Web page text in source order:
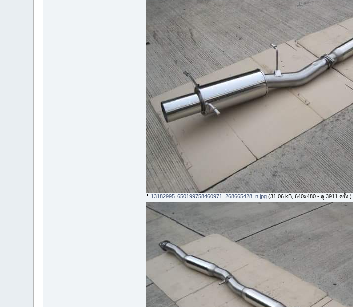
13182995_650199758460971_268665428_n.jpg (31.06 kB, 640x480 - ดู 3911 ครั้ง.)